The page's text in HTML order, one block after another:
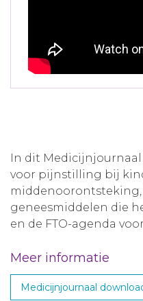
In dit
voor pijnstilling bij
middenoorontsteking,
geneesmiddelen die
en de FTO-agenda voor
Meer informatie
Medicijnjournaal